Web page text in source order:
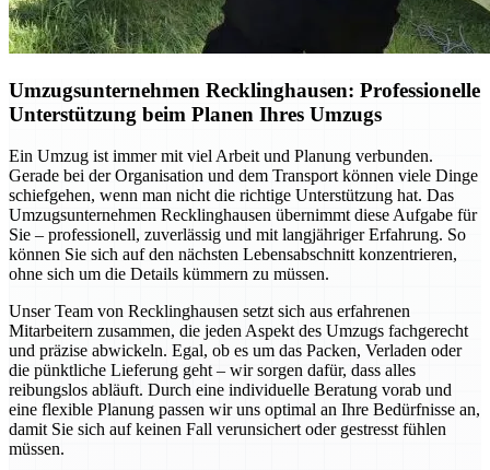
Umzugsunternehmen Recklinghausen: Professionelle
Unterstützung beim Planen Ihres Umzugs
Ein Umzug ist immer mit viel Arbeit und Planung verbunden.
Gerade bei der Organisation und dem Transport können viele Dinge
schiefgehen, wenn man nicht die richtige Unterstützung hat. Das
Umzugsunternehmen Recklinghausen übernimmt diese Aufgabe für
Sie – professionell, zuverlässig und mit langjähriger Erfahrung. So
können Sie sich auf den nächsten Lebensabschnitt konzentrieren,
ohne sich um die Details kümmern zu müssen.
Unser Team von Recklinghausen setzt sich aus erfahrenen
Mitarbeitern zusammen, die jeden Aspekt des Umzugs fachgerecht
und präzise abwickeln. Egal, ob es um das Packen, Verladen oder
die pünktliche Lieferung geht – wir sorgen dafür, dass alles
reibungslos abläuft. Durch eine individuelle Beratung vorab und
eine flexible Planung passen wir uns optimal an Ihre Bedürfnisse an,
damit Sie sich auf keinen Fall verunsichert oder gestresst fühlen
müssen.